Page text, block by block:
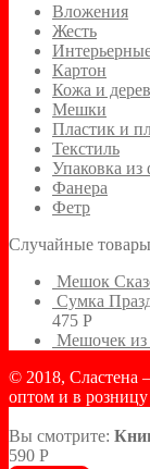
Вложения
Жесть
Картон
Кожа и
Мешки
Пластик и
Текстиль
Упаковка из
Фанера
Фетр
Случайные товары
Мешок
Сумка
475 Р
Мешочек из
© 2018, Сластена
оптом и в розницу
Вы смотрите:
590 Р